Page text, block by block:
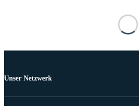
Unser Netzwerk